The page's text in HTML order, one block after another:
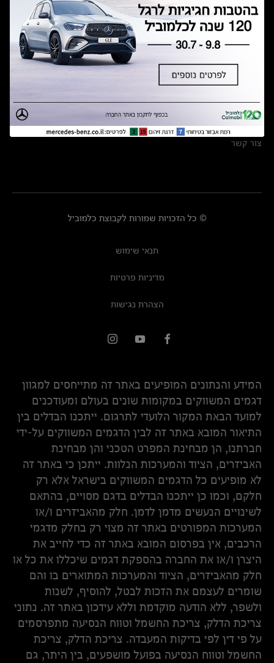
תקנון ימי מכירות 120 לכלמוביל
מצאו אותנו
אולמות תצוגה
מרכזי שירות
צור קשר
© כל הזכויות שמורות לקבוצת כלמוביל
תנאי שימוש
מדיניות פרטיות
הצהרת נגישות
המידע והנתונים המופיעים באתר זה מתייחסים למגוון
דגמים המשווקים במקומות שונים בעולם ומעודכנים
למועד הבאת המקור הלועדי לתרגום. ייתכנו הבדלים בין
התיאור המובא באתר זה לבין הדגמים המשווקים על-ידי
חברתנו, הן מבחינת המפרט הטכני והן מבחינת
האביזרים, הציוד והמערכות הנלוות. ייתכן כי באתר זה
לא מופיעים כל הדגמים המשווקים בישראל אלא רק
חלקם, וכמו כן ייתכנו הבדלים בדגם מסויים, בהתאם
לשינויים הנעשים מדמן לדמן. חלק מהאביזרים ו/או
המערכות המפורטים באתר זה מצוי רק בחלק מדגמי
הרכבים, אין בפרסום המובא באתר זה כדי לחייב את
היצרן ו/או את החברה בהספקת דגמים שיכללו את כל או
חלק מהאביזרים, הציוד והמערכות המתוארים בו והם
שומרים לעצמם את הזכות לבטל, להוסיף, לשנות
ולשפר, ללא הודעה מוקדמת וללא עידכון באתר זה. נתוני
צריכת הדלק, צריכת החשמל וטווח הנסיעה מתפרסמים
על פי דין לפי בדיקות המעבדה. צריכת הדלק, צריכת
החשמל וטווח הנסיעה בפועל מושפעים, בין היתר, גם